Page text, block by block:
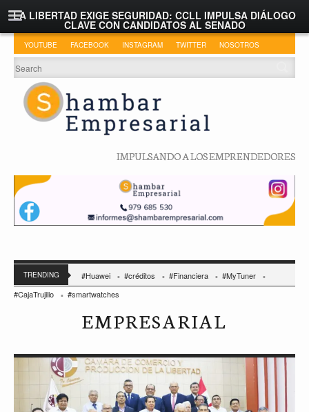
LA LIBERTAD EXIGE SEGURIDAD: CCLL IMPULSA DIÁLOGO
CLAVE CON CANDIDATOS AL SENADO
YOUTUBE FACEBOOK INSTAGRAM TWITTER NOSOTROS
IMPULSANDO A LOS EMPRENDEDORES
TRENDING #Huawei #créditos #Financiera
#MyTuner
#CajaTrujillo
#smartwatches
EMPRESARIAL